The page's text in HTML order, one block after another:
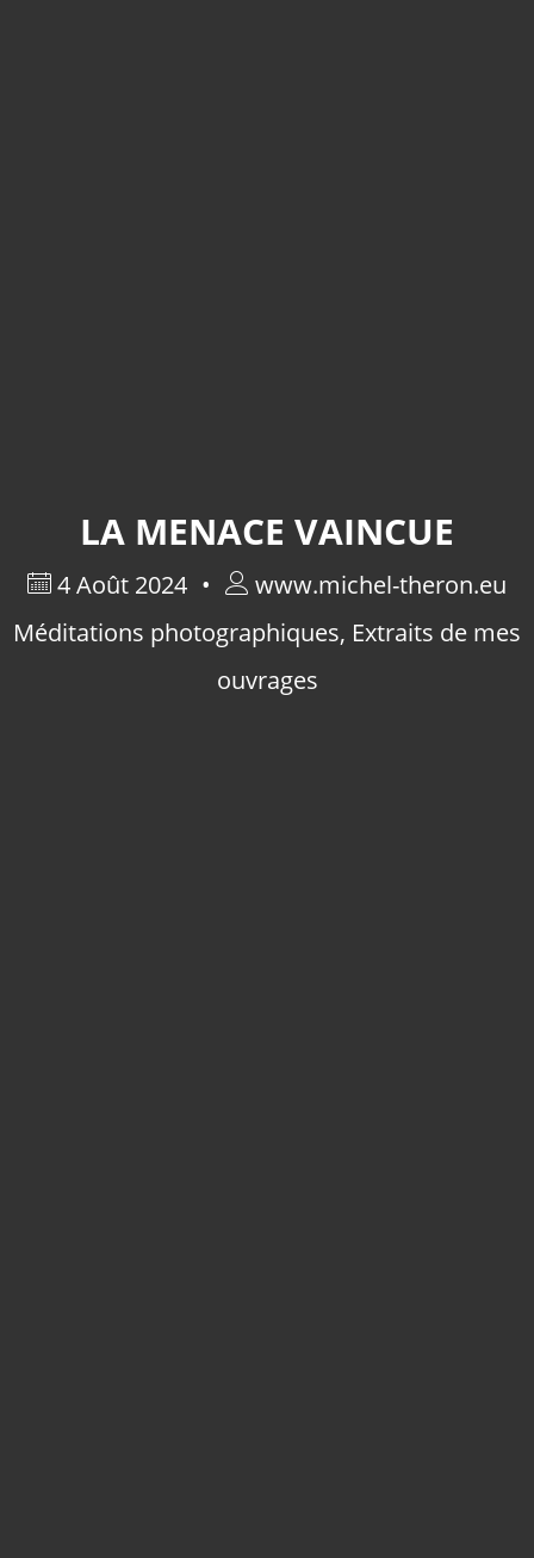
LA MENACE VAINCUE
4 Août 2024
www.michel-theron.eu
Méditations photographiques, Extraits de mes
ouvrages